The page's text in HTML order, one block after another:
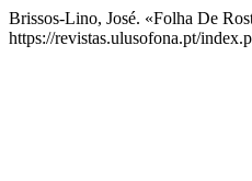
Brissos-Lino, José. «Folha De
https://revistas.ulusofona.pt/